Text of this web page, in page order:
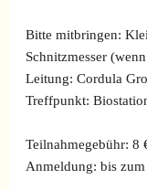
Bitte mitbringen:
Schnitzmesser
Leitung: Cordula
Treffpunkt:
Teilnahmegebühr: 8
Anmeldung: bis